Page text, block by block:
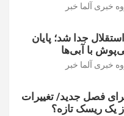
خبری آلما خبر
جدا شد؛ پایان
با آبی‌ها
خبری آلما خبر
فصل جدید/ تغییرات
یک ریسک تازه؟